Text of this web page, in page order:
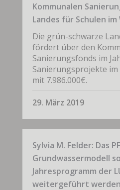
Kommunalen
Landes für Schulen im
Die grün-schwarze
fördert über den
Sanierungsfonds im
Sanierungsprojekte
mit 7.986.000€.
29. März 2019
Sylvia M. Felder: Das
Grundwassermodell
Jahresprogramm der
weitergeführt werden